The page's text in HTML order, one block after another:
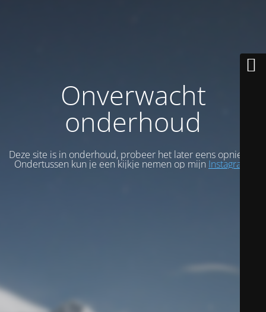
Onverwacht
onderhoud
Deze site is in onderhoud, probeer het later eens opnieuw.
Ondertussen kun je een kijkje nemen op mijn Instagram